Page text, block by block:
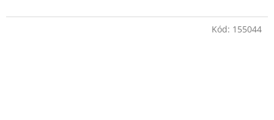
Kód: 155044